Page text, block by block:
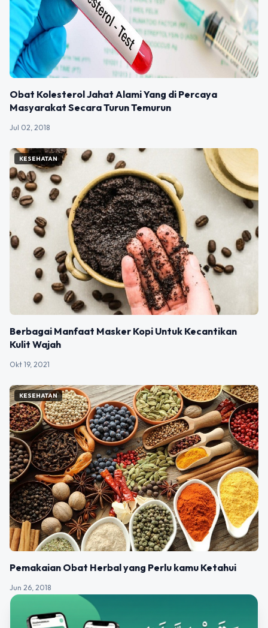
Obat Kolesterol Jahat Alami Yang di Percaya
Masyarakat Secara Turun Temurun
Jul 02, 2018
KESEHATAN
Berbagai Manfaat Masker Kopi Untuk Kecantikan
Kulit Wajah
Okt 19, 2021
KESEHATAN
Pemakaian Obat Herbal yang Perlu kamu Ketahui
Jun 26, 2018